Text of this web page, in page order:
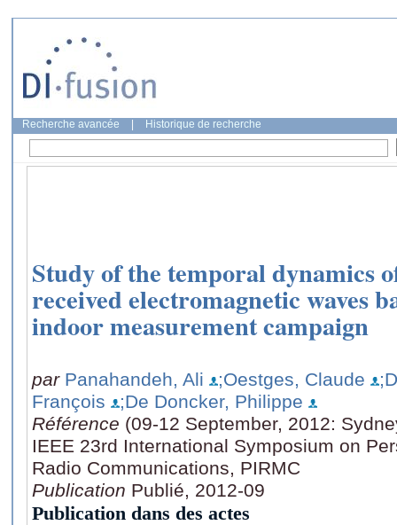
Recherche avancée Historique de recherche
Study of the temporal dynamics
received electromagnetic waves
indoor measurement campaign
par Panahandeh, Ali ;Oestges, Claude
François
;De Doncker, Philippe
Référence (09-12 September, 2012:
IEEE 23rd International Symposium on
Radio Communications, PIRMC
Publication Publié, 2012-09
Publication dans des actes